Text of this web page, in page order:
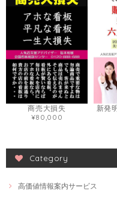
商売大損失
¥80,000
新発
Category
高価値情報案内サービス